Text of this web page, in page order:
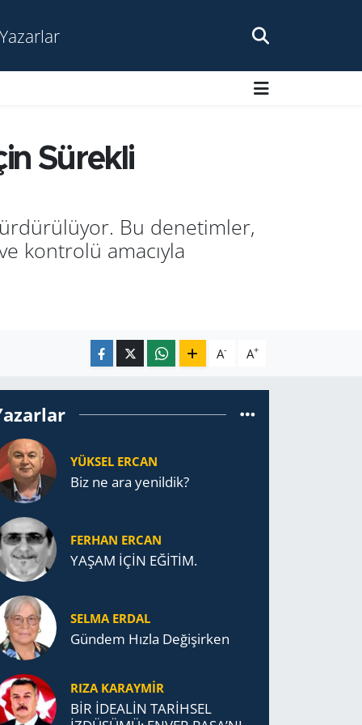
Yazarlar
Sürekli
Bu denetimler,
kontrolü amacıyla
A- A+
YÜKSEL ERCAN
Biz ne ara yenildik?
FERHAN ERCAN
YAŞAM İÇİN EĞİTİM.
SELMA ERDAL
Gündem Hızla Değişirken
RIZA KARAYMIR
BİR İDEALİN TARİHSEL